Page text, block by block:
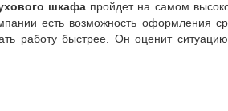
шкафапройдет на самом
есть возможность оформления
работу быстрее. Он оценит